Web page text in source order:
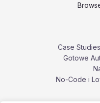
Case
Gotowe
No-Code i